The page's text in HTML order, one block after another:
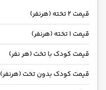
قیمت 2 تخته (هرنفر)
قیمت 1 تخته (هرنفر)
قیمت کودک با تخت (هر نفر)
قیمت کودک بدون تخت (هرنفر)